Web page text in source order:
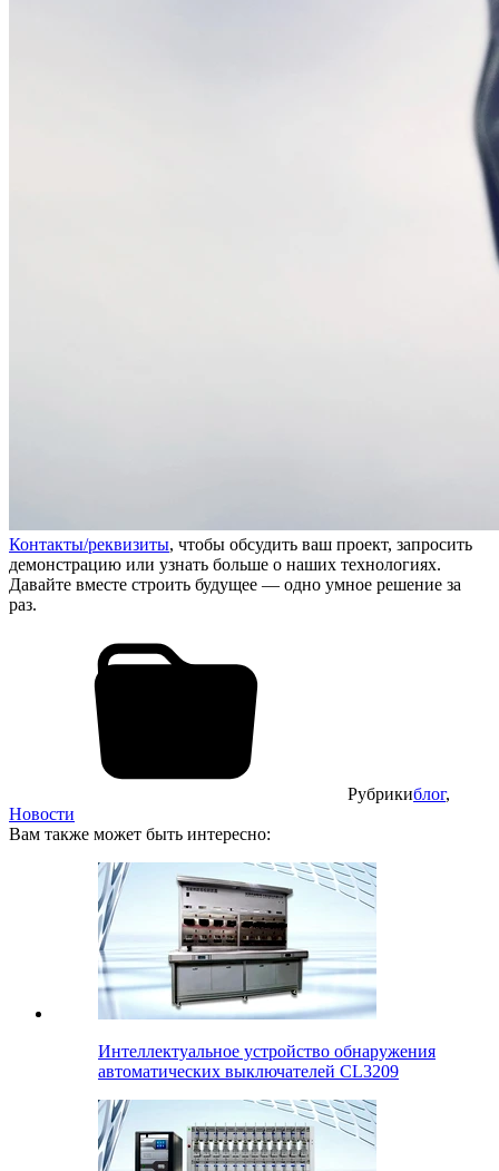
Контакты/реквизиты, чтобы обсудить ваш проект, запросить
демонстрацию или узнать больше о наших технологиях.
Давайте вместе строить будущее — одно умное решение за
раз.
Рубрикиблог,
Новости
Вам также может быть интересно:
Интеллектуальное устройство обнаружения
автоматических выключателей CL3209